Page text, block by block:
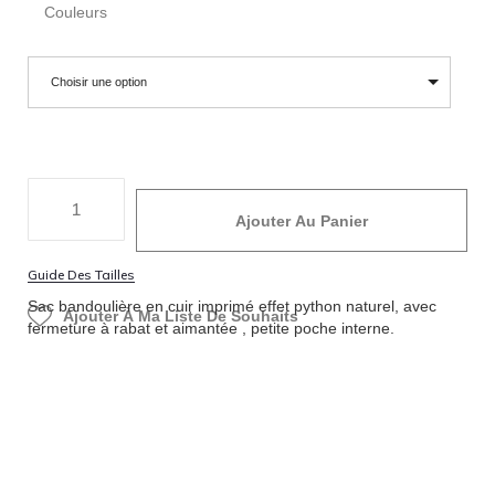
Couleurs
Choisir une option
Ajouter Au Panier
Guide Des Tailles
Ajouter À Ma Liste De Souhaits
Sac bandoulière en cuir imprimé effet python naturel, avec
fermeture à rabat et aimantée , petite poche interne.